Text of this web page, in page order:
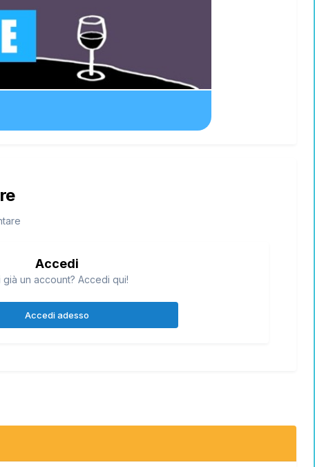
Accedi
già un account? Accedi qui!
Accedi adesso